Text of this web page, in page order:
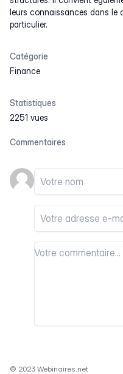
leurs connaissances dans le
particulier.
Catégorie
Finance
Statistiques
2251 vues
Commentaires
Votre nom
Votre email
Votre commentaire
Votre commentaire
© 2023 Webinaires.net